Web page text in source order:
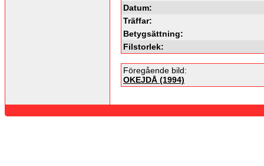
Datum:
Träffar:
Betygsättning:
Filstorlek:
Föregående bild:
OKEJDÅ (1994)